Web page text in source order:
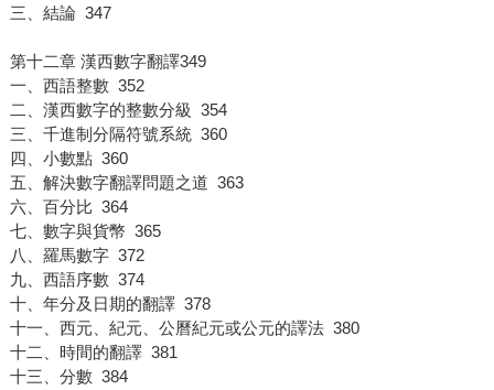
三、結論 347
第十二章 漢西數字翻譯349
一、西語整數 352
二、漢西數字的整數分級 354
三、千進制分隔符號系統 360
四、小數點 360
五、解決數字翻譯問題之道 363
六、百分比 364
七、數字與貨幣 365
八、羅馬數字 372
九、西語序數 374
十、年分及日期的翻譯 378
十一、西元、紀元、公曆紀元或公元的譯法 380
十二、時間的翻譯 381
十三、分數 384